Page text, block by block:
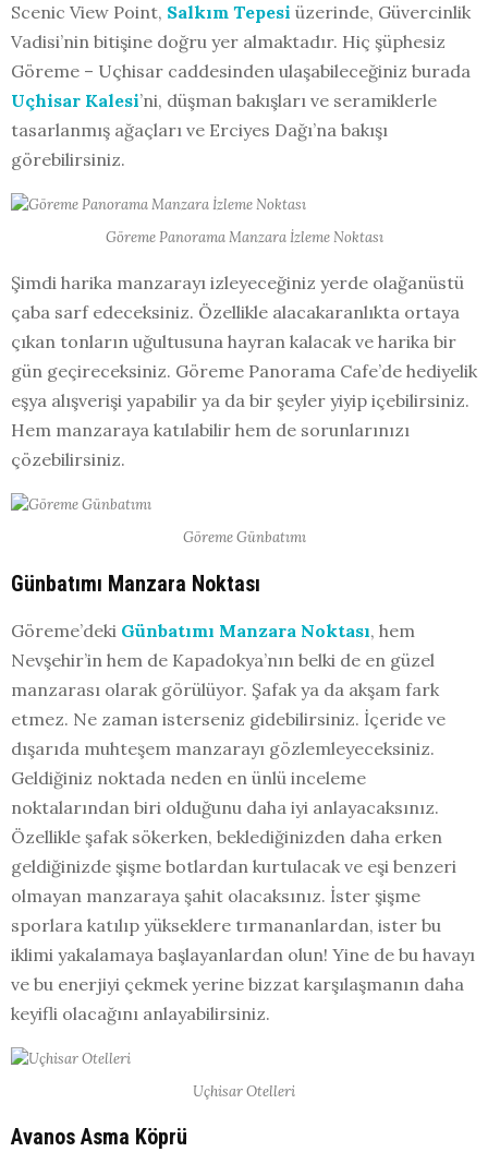
Scenic View Point, Salkım Tepesi üzerinde, Güvercinlik
Vadisi’nin bitişine doğru yer almaktadır. Hiç şüphesiz
Göreme – Uçhisar caddesinden ulaşabileceğiniz burada
Uçhisar Kalesi’ni, düşman bakışları ve seramiklerle
tasarlanmış ağaçları ve Erciyes Dağı’na bakışı
görebilirsiniz.
Göreme Panorama Manzara İzleme Noktası
Şimdi harika manzarayı izleyeceğiniz yerde olağanüstü
çaba sarf edeceksiniz. Özellikle alacakaranlıkta ortaya
çıkan tonların uğultusuna hayran kalacak ve harika bir
gün geçireceksiniz. Göreme Panorama Cafe’de hediyelik
eşya alışverişi yapabilir ya da bir şeyler yiyip içebilirsiniz.
Hem manzaraya katılabilir hem de sorunlarınızı
çözebilirsiniz.
Göreme Günbatımı
Günbatımı Manzara Noktası
Göreme’deki Günbatımı Manzara Noktası, hem
Nevşehir’in hem de Kapadokya’nın belki de en güzel
manzarası olarak görülüyor. Şafak ya da akşam fark
etmez. Ne zaman isterseniz gidebilirsiniz. İçeride ve
dışarıda muhteşem manzarayı gözlemleyeceksiniz.
Geldiğiniz noktada neden en ünlü inceleme
noktalarından biri olduğunu daha iyi anlayacaksınız.
Özellikle şafak sökerken, beklediğinizden daha erken
geldiğinizde şişme botlardan kurtulacak ve eşi benzeri
olmayan manzaraya şahit olacaksınız. İster şişme
sporlara katılıp yükseklere tırmananlardan, ister bu
iklimi yakalamaya başlayanlardan olun! Yine de bu havayı
ve bu enerjiyi çekmek yerine bizzat karşılaşmanın daha
keyifli olacağını anlayabilirsiniz.
Uçhisar Otelleri
Avanos Asma Köprü